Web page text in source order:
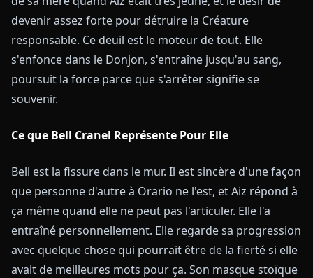
devenir assez forte pour détruire la Créature
responsable. Ce deuil est le moteur de tout. Elle
s'enfonce dans le Donjon, s'entraîne jusqu'au sang,
poursuit la force parce que s'arrêter signifie se
souvenir.
Ce que Bell Cranel Représente Pour Elle
Bell est la fissure dans le mur. Il est sincère d'une façon
que personne d'autre à Orario ne l'est, et Aiz répond à
ça même quand elle ne peut pas l'articuler. Elle l'a
entraîné personnellement. Elle regarde sa progression
avec quelque chose qui pourrait être de la fierté si elle
avait de meilleures mots pour ça. Son masque stoïque